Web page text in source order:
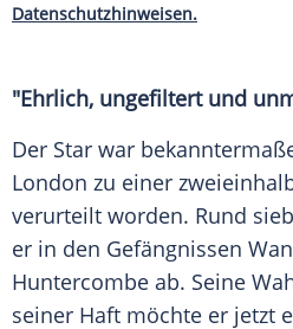
Datenschutzhinweisen.
"Ehrlich, ungefiltert und
Der Star war
London zu einer
verurteilt worden. Rund
er in den Gefängnissen
Huntercombe ab. Seine
seiner Haft möchte er jetzt